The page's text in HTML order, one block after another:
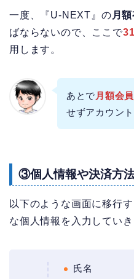
一度、『U-NEXT』の 月
ばならないので、ここで
用します。
あとで 月額会
せずアカウン
③個人情報や決済方
以下のような画面に移行
な個人情報を入力していき
氏名